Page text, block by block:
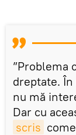
”Problema
dreptate.
nu mă
Dar cu
scris